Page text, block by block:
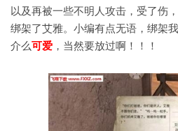
以及再被一些不明人攻击，受了伤
绑架了艾雅。小编有点无语，绑架
介么可爱 ，当然要放过啊！！！